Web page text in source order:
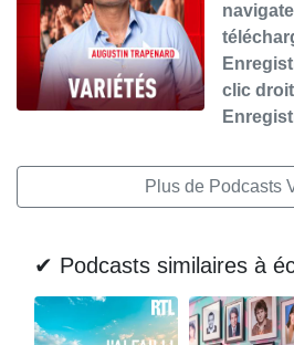
clic droit
Plus de Podcasts
✔ Podcasts similaires à